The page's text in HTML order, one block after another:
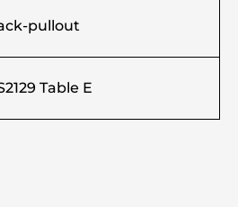
pullout
Table E